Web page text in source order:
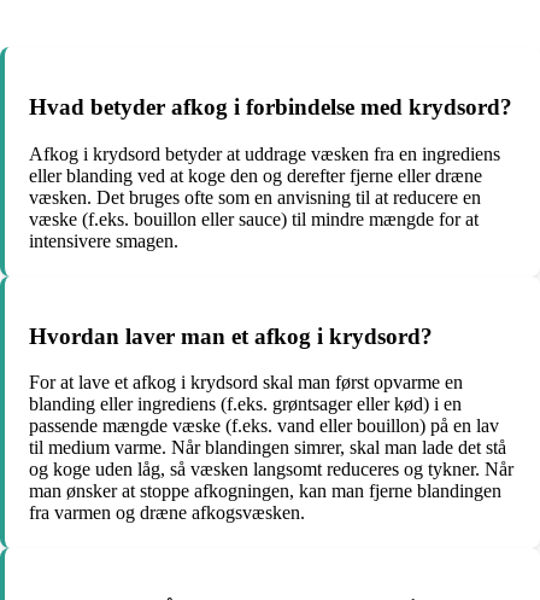
Hvad betyder afkog i forbindelse med krydsord?
Afkog i krydsord betyder at uddrage væsken fra en ingrediens
eller blanding ved at koge den og derefter fjerne eller dræne
væsken. Det bruges ofte som en anvisning til at reducere en
væske (f.eks. bouillon eller sauce) til mindre mængde for at
intensivere smagen.
Hvordan laver man et afkog i krydsord?
For at lave et afkog i krydsord skal man først opvarme en
blanding eller ingrediens (f.eks. grøntsager eller kød) i en
passende mængde væske (f.eks. vand eller bouillon) på en lav
til medium varme. Når blandingen simrer, skal man lade det stå
og koge uden låg, så væsken langsomt reduceres og tykner. Når
man ønsker at stoppe afkogningen, kan man fjerne blandingen
fra varmen og dræne afkogsvæsken.